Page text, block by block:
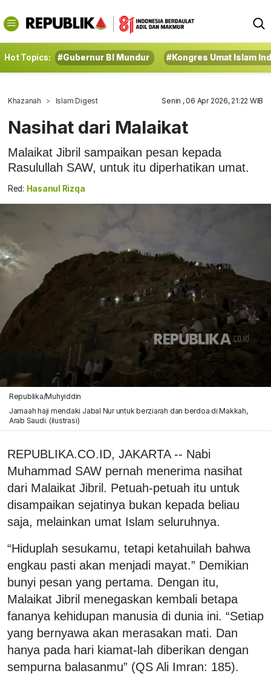
Hot Topics: #Gubernur BI Mundur #Kongres Umat Islam
Khazanah Islam Digest Senin , 06 Apr 2026, 21:22 WIB
Nasihat dari Malaikat
Malaikat Jibril sampaikan pesan kepada
Rasulullah SAW, untuk itu diperhatikan umat.
Red: Hasanul Rizqa
Republika/Muhyiddin
Jamaah haji mendaki Jabal Nur untuk berziarah dan berdoa di Makkah,
Arab Saudi. (ilustrasi)
REPUBLIKA.CO.ID, JAKARTA -- Nabi
Muhammad SAW pernah menerima nasihat
dari Malaikat Jibril. Petuah-petuah itu untuk
disampaikan sejatinya bukan kepada beliau
saja, melainkan umat Islam seluruhnya.
“Hiduplah sesukamu, tetapi ketahuilah bahwa
engkau pasti akan menjadi mayat.” Demikian
bunyi pesan yang pertama. Dengan itu,
Malaikat Jibril menegaskan kembali betapa
fananya kehidupan manusia di dunia ini. “Setiap
yang bernyawa akan merasakan mati. Dan
hanya pada hari kiamat-lah diberikan dengan
sempurna balasanmu” (QS Ali Imran: 185).